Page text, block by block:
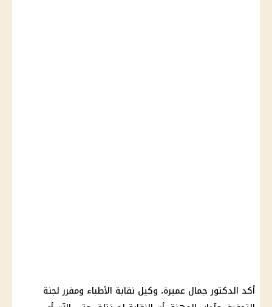
أكد الدكتور جمال عميرة، وكيل نقابة الأطباء ومقرر لجنة